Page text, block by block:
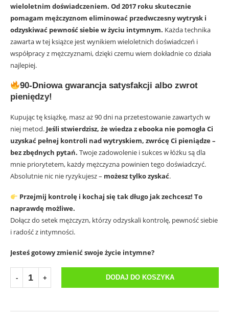
wieloletnim doświadczeniem. Od 2017 roku skutecznie
pomagam mężczyznom eliminować przedwczesny wytrysk i
odzyskiwać pewność siebie w życiu intymnym. Każda technika
zawarta w tej książce jest wynikiem wieloletnich doświadczeń i
współpracy z mężczyznami, dzięki czemu wiem dokładnie co działa
najlepiej.
90-Dniowa gwarancja satysfakcji albo zwrot
pieniędzy!
Kupując tę książkę, masz aż 90 dni na przetestowanie zawartych w
niej metod. Jeśli stwierdzisz, że wiedza z ebooka nie pomogła Ci
uzyskać pełnej kontroli nad wytryskiem, zwrócę Ci pieniądze –
bez zbędnych pytań. Twoje zadowolenie i sukces w łóżku są dla
mnie priorytetem, każdy mężczyzna powinien tego doświadczyć.
Absolutnie nic nie ryzykujesz – możesz tylko zyskać.
Przejmij kontrolę i kochaj się tak długo jak zechcesz! To
naprawdę możliwe.
Dołącz do setek mężczyzn, którzy odzyskali kontrolę, pewność siebie
i radość z intymności.
Jesteś gotowy zmienić swoje życie intymne?
DODAJ DO KOSZYKA